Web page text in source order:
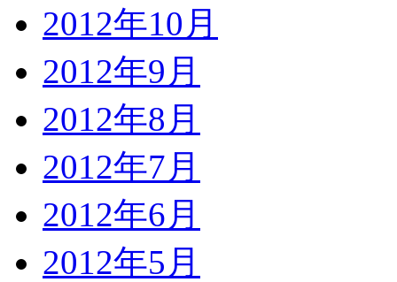
2012年10月
2012年9月
2012年8月
2012年7月
2012年6月
2012年5月